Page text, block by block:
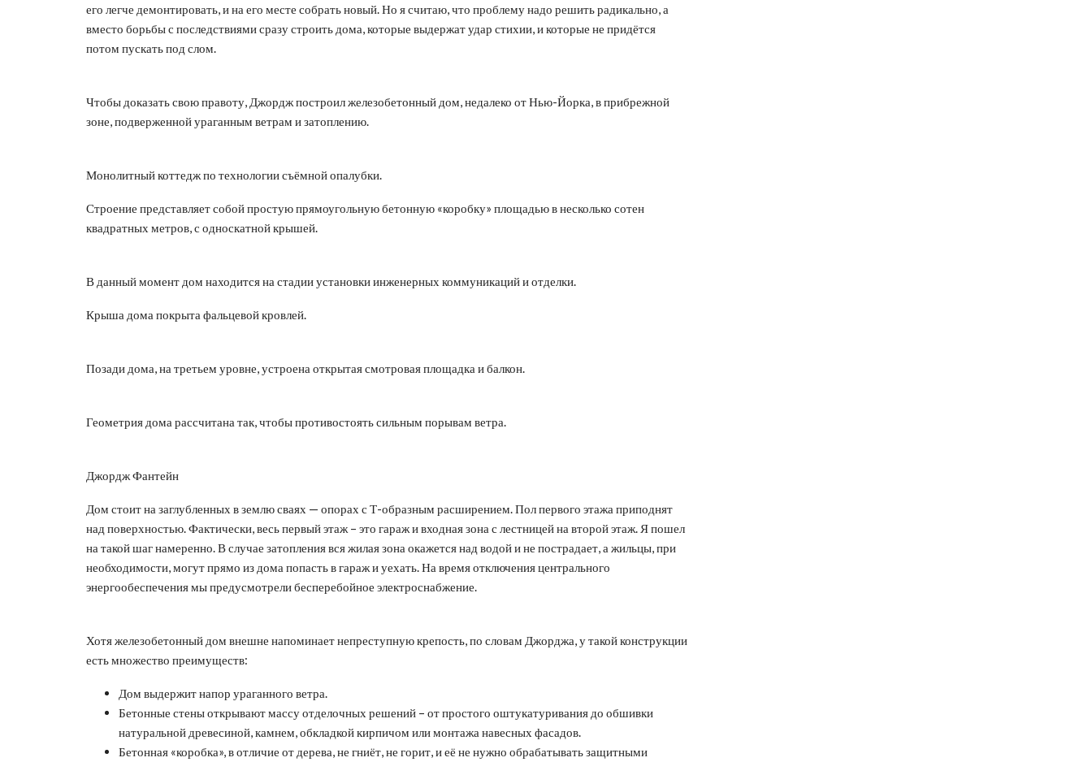
его легче демонтировать, и на его месте собрать новый. Но я считаю, что проблему надо решить радикально, а
вместо борьбы с последствиями сразу строить дома, которые выдержат удар стихии, и которые не придётся
потом пускать под слом.
Чтобы доказать свою правоту, Джордж построил железобетонный дом, недалеко от Нью-Йорка, в прибрежной
зоне, подверженной ураганным ветрам и затоплению.
Монолитный коттедж по технологии съёмной опалубки.
Строение представляет собой простую прямоугольную бетонную «коробку» площадью в несколько сотен
квадратных метров, с односкатной крышей.
В данный момент дом находится на стадии установки инженерных коммуникаций и отделки.
Крыша дома покрыта фальцевой кровлей.
Позади дома, на третьем уровне, устроена открытая смотровая площадка и балкон.
Геометрия дома рассчитана так, чтобы противостоять сильным порывам ветра.
Джордж Фантейн
Дом стоит на заглубленных в землю сваях — опорах с Т-образным расширением. Пол первого этажа приподнят
над поверхностью. Фактически, весь первый этаж – это гараж и входная зона с лестницей на второй этаж. Я пошел
на такой шаг намеренно. В случае затопления вся жилая зона окажется над водой и не пострадает, а жильцы, при
необходимости, могут прямо из дома попасть в гараж и уехать. На время отключения центрального
энергообеспечения мы предусмотрели бесперебойное электроснабжение.
Хотя железобетонный дом внешне напоминает непреступную крепость, по словам Джорджа, у такой конструкции
есть множество преимуществ:
Дом выдержит напор ураганного ветра.
Бетонные стены открывают массу отделочных решений – от простого оштукатуривания до обшивки
натуральной древесиной, камнем, обкладкой кирпичом или монтажа навесных фасадов.
Бетонная «коробка», в отличие от дерева, не гниёт, не горит, и её не нужно обрабатывать защитными